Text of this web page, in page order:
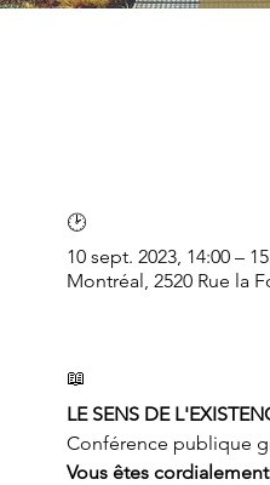
🕑
10 sept. 2023, 14:00 –
Montréal, 2520 Rue la
📖
LE SENS DE
Conférence publique
Vous êtes